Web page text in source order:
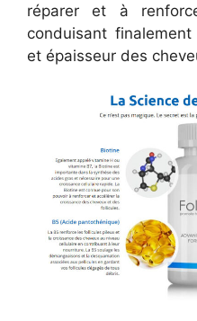
réparer et à
conduisant
et épaisseur des